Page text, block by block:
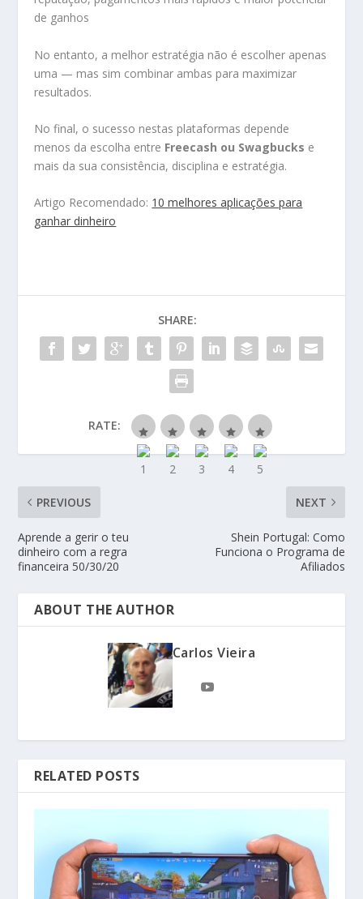
de ganhos
No entanto, a melhor estratégia não é escolher apenas
uma — mas sim combinar ambas para maximizar
resultados.
No final, o sucesso nestas plataformas depende
menos da escolha entre Freecash ou Swagbucks e
mais da sua consistência, disciplina e estratégia.
Artigo Recomendado: 10 melhores aplicações para
ganhar dinheiro
SHARE:
RATE:
PREVIOUS
Aprende a gerir o teu
dinheiro com a regra
financeira 50/30/20
NEXT
Shein Portugal: Como
Funciona o Programa de
Afiliados
ABOUT THE AUTHOR
Carlos Vieira
RELATED POSTS